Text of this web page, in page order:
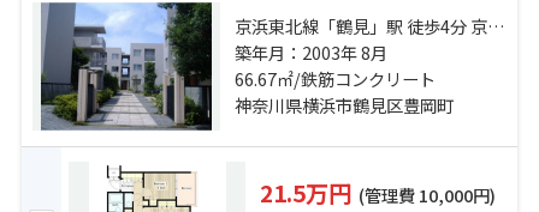
京浜東北線「鶴見」駅 徒歩4分 京急
本線「京急鶴見」駅 徒歩10分 京急
本線「花月総持寺」駅 徒歩16分
築年月：2003年 8月
66.67㎡/鉄筋コンクリート
神奈川県横浜市鶴見区豊岡町
21.5万円 (管理費 10,000円)